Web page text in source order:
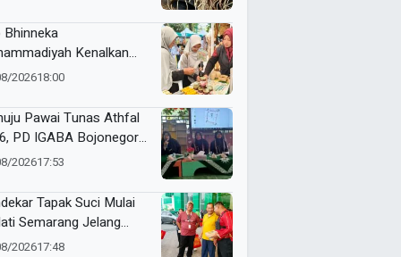
Bhinneka
Kenalkan
Perempuan Muda
Aisyiyah
202618:00
Pawai Tunas Athfal
PD IGABA Bojonegoro
Persepsi dan
202617:53
Tapak Suci Mulai
Semarang Jelang
XVI Sedunia
202617:48